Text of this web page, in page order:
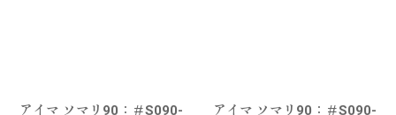
アイマ ソマリ90：＃S090-
アイマ ソマリ90：＃S090-